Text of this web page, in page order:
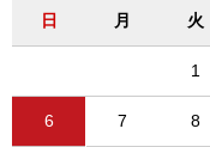
日 月 火
1
6 7 8